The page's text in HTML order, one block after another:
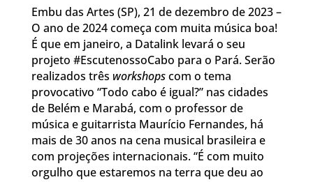
Embu das Artes (SP), 21 de dezembro de 2023 –
O ano de 2024 começa com muita música boa!
É que em janeiro, a Datalink levará o seu
projeto #EscutenossoCabo para o Pará. Serão
realizados três workshopscom o tema
provocativo “Todo cabo é igual?” nas cidades
de Belém e Marabá, com o professor de
música e guitarrista Maurício Fernandes, há
mais de 30 anos na cena musical brasileira e
com projeções internacionais. “É com muito
orgulho que estaremos na terra que deu ao